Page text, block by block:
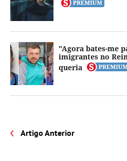
"Agora bates-me
imigrantes no
queria
Artigo Anterior